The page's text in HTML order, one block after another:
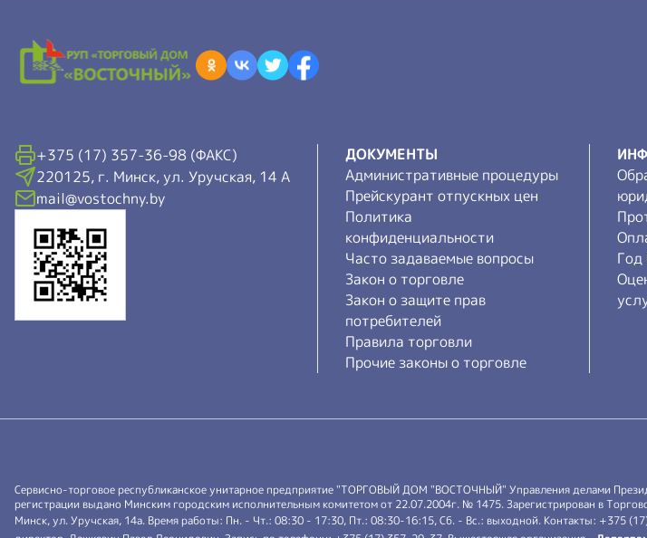
+375 (17) 357-36-98 (ФАКС)
220125, г. Минск, ул. Уручская, 14 А
mail@vostochny.by
ДОКУМЕНТЫ
Административные процедуры
Прейскурант отпускных цен
Политика
конфиденциальности
Часто задаваемые вопросы
Закон о торговле
Закон о защите прав
потребителей
Правила торговли
Прочие законы о торговле
Год
Сервисно-торговое республиканское унитарное предприятие "ТОРГОВЫЙ ДОМ "ВОСТОЧНЫЙ" Управления делами
регистрации выдано Минским городским исполнительным комитетом от 22.07.2004г. № 1475. Зарегистрирован в
Минск, ул. Уручская, 14а. Время работы: Пн. - Чт.: 08:30 - 17:30, Пт.: 08:30-16:15, Сб. - Вс.: выходной. Контакты: +375